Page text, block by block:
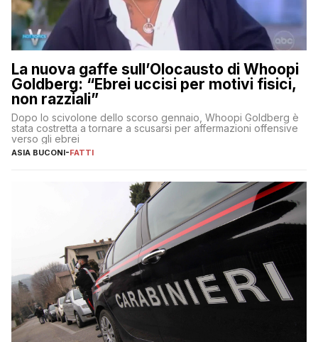
La nuova gaffe sull’Olocausto di Whoopi
Goldberg: “Ebrei uccisi per motivi fisici,
non razziali”
Dopo lo scivolone dello scorso gennaio, Whoopi Goldberg è
stata costretta a tornare a scusarsi per affermazioni offensive
verso gli ebrei
ASIA BUCONI-FATTI